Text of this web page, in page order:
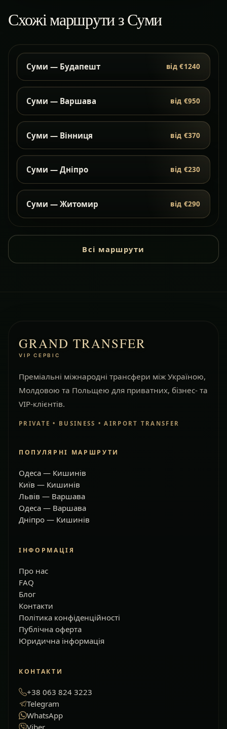
Схожі маршрути з Суми
Суми — Будапешт від €1240
Суми — Варшава від €950
Суми — Вінниця від €370
Суми — Дніпро від €230
Суми — Житомир від €290
Всі маршрути
GRAND TRANSFER
VIP СЕРВІС
Преміальні міжнародні трансфери між Україною,
Молдовою та Польщею для приватних, бізнес- та
VIP-клієнтів.
PRIVATE • BUSINESS • AIRPORT TRANSFER
ПОПУЛЯРНІ МАРШРУТИ
Одеса — Кишинів
Київ — Кишинів
Львів — Варшава
Одеса — Варшава
Дніпро — Кишинів
ІНФОРМАЦІЯ
Про нас
FAQ
Блог
Контакти
Політика конфіденційності
Публічна оферта
Юридична інформація
КОНТАКТИ
+38 063 824 3223
Telegram
WhatsApp
Viber